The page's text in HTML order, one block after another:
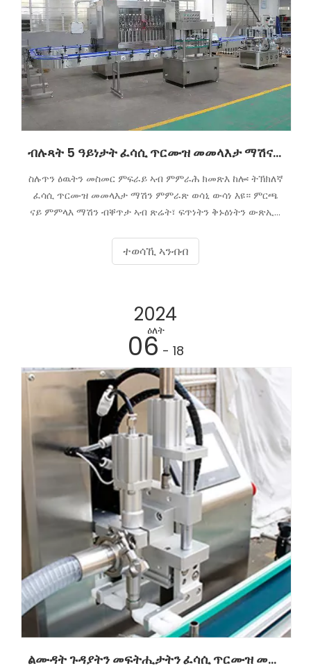
ብሉጻት 5 ዓይነታት ፈሳሲ ጥርሙዝ መመላእታ ማሽናትን ኣጠቓቕምኦምን።
ስሉጥን ዕዉትን መስመር ምፍራይ ኣብ ምምራሕ ክመጽእ ከሎ፡ ትኽክለኛ
ፈሳሲ ጥርሙዝ መመላእታ ማሽን ምምራጽ ወሳኒ ውሳነ እዩ። ምርጫ
ናይ ምምላእ ማሽን ብቐጥታ ኣብ ጽሬት፣ ፍጥነትን ቅኑዕነትን ውጽኢት
ይጸልዎ። ዝተፈላለዩ ዓይነታት ፈሳሲ ጥርሙዝ መመላእታ ማሽናት
ዝተፈላለየ ምልክዕነት ፍርያት፣ መጠንን ደረጃ ምፍራይን ንምሕላው
ተወሳኺ ኣንብብ
2024
ዕለት
06 - 18
ልሙዳት ጉዳያትን መፍትሒታትን ፈሳሲ ጥርሙዝ መመላእታ ማሽናት